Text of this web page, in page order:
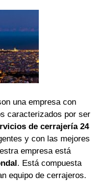
una empresa con
caracterizados por ser
de cerrajería 24
y con las mejores
empresa está
. Está compuesta
equipo de cerrajeros.